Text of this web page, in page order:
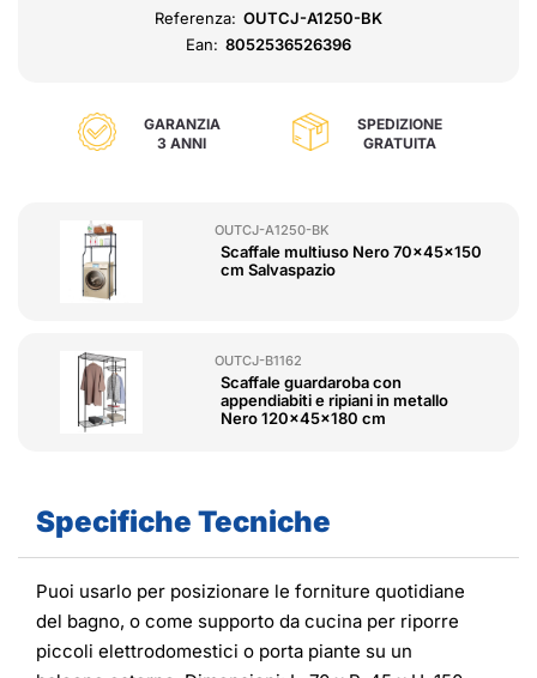
Referenza: OUTCJ-A1250-BK
Ean: 8052536526396
GARANZIA
3 ANNI
SPEDIZIONE
GRATUITA
OUTCJ-A1250-BK
Scaffale multiuso Nero 70x45x150
cm Salvaspazio
OUTCJ-B1162
Scaffale guardaroba con
appendiabiti e ripiani in metallo
Nero 120x45x180 cm
Specifiche Tecniche
Puoi usarlo per posizionare le forniture quotidiane
del bagno, o come supporto da cucina per riporre
piccoli elettrodomestici o porta piante su un